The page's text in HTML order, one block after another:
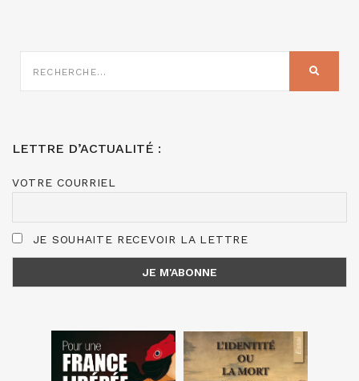
SUR
LETTRE D’ACTUALITÉ :
VOTRE COURRIEL
JE SOUHAITE RECEVOIR LA LETTRE